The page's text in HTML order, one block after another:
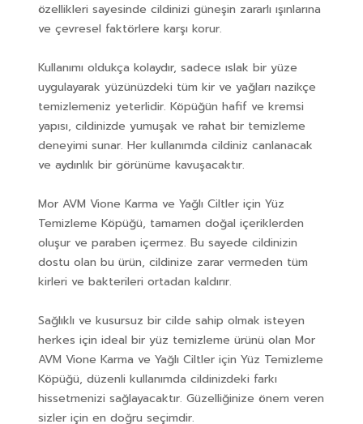
özellikleri sayesinde cildinizi güneşin zararlı ışınlarına
ve çevresel faktörlere karşı korur.
Kullanımı oldukça kolaydır, sadece ıslak bir yüze
uygulayarak yüzünüzdeki tüm kir ve yağları nazikçe
temizlemeniz yeterlidir. Köpüğün hafif ve kremsi
yapısı, cildinizde yumuşak ve rahat bir temizleme
deneyimi sunar. Her kullanımda cildiniz canlanacak
ve aydınlık bir görünüme kavuşacaktır.
Mor AVM Vione Karma ve Yağlı Ciltler için Yüz
Temizleme Köpüğü, tamamen doğal içeriklerden
oluşur ve paraben içermez. Bu sayede cildinizin
dostu olan bu ürün, cildinize zarar vermeden tüm
kirleri ve bakterileri ortadan kaldırır.
Sağlıklı ve kusursuz bir cilde sahip olmak isteyen
herkes için ideal bir yüz temizleme ürünü olan Mor
AVM Vione Karma ve Yağlı Ciltler için Yüz Temizleme
Köpüğü, düzenli kullanımda cildinizdeki farkı
hissetmenizi sağlayacaktır. Güzelliğinize önem veren
sizler için en doğru seçimdir.